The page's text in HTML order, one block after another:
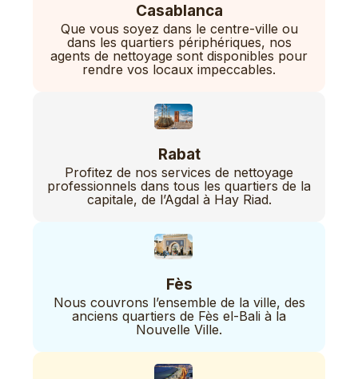
Casablanca
Que vous soyez dans le centre-ville ou
dans les quartiers périphériques, nos
agents de nettoyage sont disponibles pour
rendre vos locaux impeccables.
Rabat
Profitez de nos services de nettoyage
professionnels dans tous les quartiers de la
capitale, de l’Agdal à Hay Riad.
Fès
Nous couvrons l’ensemble de la ville, des
anciens quartiers de Fès el-Bali à la
Nouvelle Ville.